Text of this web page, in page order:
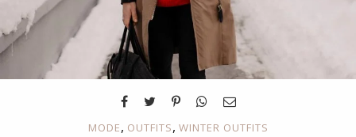
MODE, OUTFITS, WINTER OUTFITS